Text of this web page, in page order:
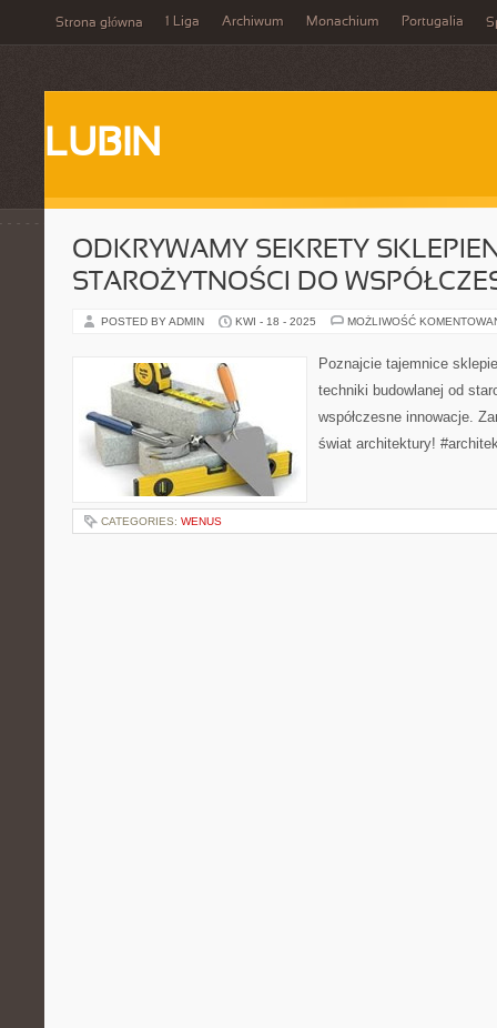
Strona główna 1 Liga Archiwum Monachium Portugalia
LUBIN
ODKRYWAMY SEKRETY
STAROŻYTNOŚCI DO
POSTED BY ADMIN KWI - 18 - 2025 MOŻLIWOŚĆ
Poznajcie tajemnice
techniki budowlanej od
współczesne innowacje.
świat architektury!
CATEGORIES: WENUS